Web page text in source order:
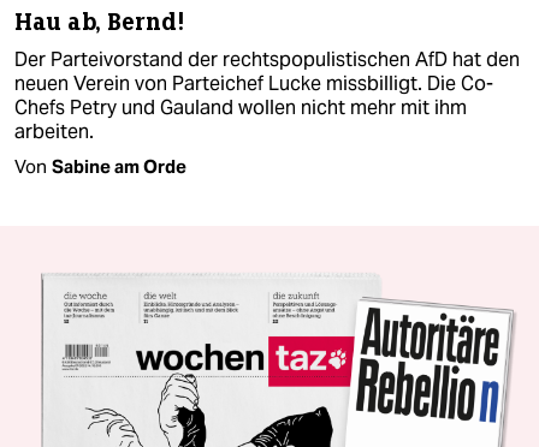
Hau ab, Bernd!
Der Parteivorstand der rechtspopulistischen AfD hat den
neuen Verein von Parteichef Lucke missbilligt. Die Co-
Chefs Petry und Gauland wollen nicht mehr mit ihm
arbeiten.
Von Sabine am Orde